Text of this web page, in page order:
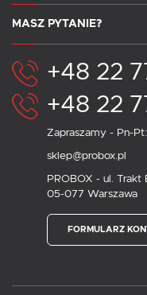
MASZ PYTANIE?
+48 22
+48 22
Zapraszamy - Pn-
sklep@probox.pl
PROBOX - ul. Trakt
05-077 Warszawa
FORMULARZ